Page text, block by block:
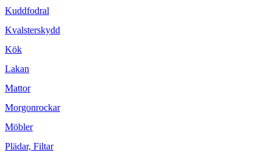
Kuddfodral
Kvalsterskydd
Kök
Lakan
Mattor
Morgonrockar
Möbler
Plädar, Filtar